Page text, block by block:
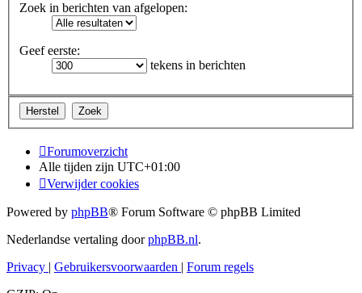
Zoek in berichten van afgelopen:
Geef eerste:
tekens in berichten
Forumoverzicht
Alle tijden zijn UTC+01:00
Verwijder cookies
Powered by phpBB® Forum Software © phpBB Limited
Nederlandse vertaling doorphpBB.nl.
Privacy | Gebruikersvoorwaarden | Forum regels